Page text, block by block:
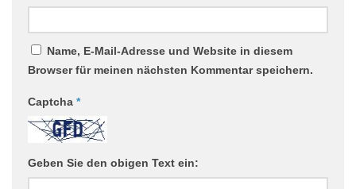
Name, E-Mail-Adresse und Website in diesem
Browser für meinen nächsten Kommentar speichern.
Captcha *
Geben Sie den obigen Text ein: